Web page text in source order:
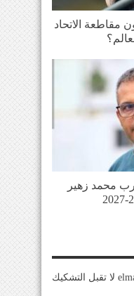
مقاطعة الاتحاد
محمد زهير
مصداقية elmaestrosport لا تقبل التشكيك